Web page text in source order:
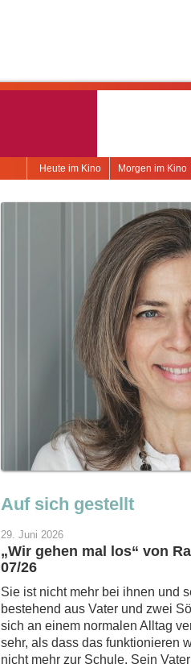
Morgen im Kino
Heute im Kino
Auf sich gestellt
29. Juni 2026
„Wir gehen mal los“ von
07/26
Sie ist nicht mehr bei ihnen und
bestehend aus Vater und zwei
sich an einem normalen Alltag
sehr, als dass das funktionieren
nicht mehr zur Schule. Sein